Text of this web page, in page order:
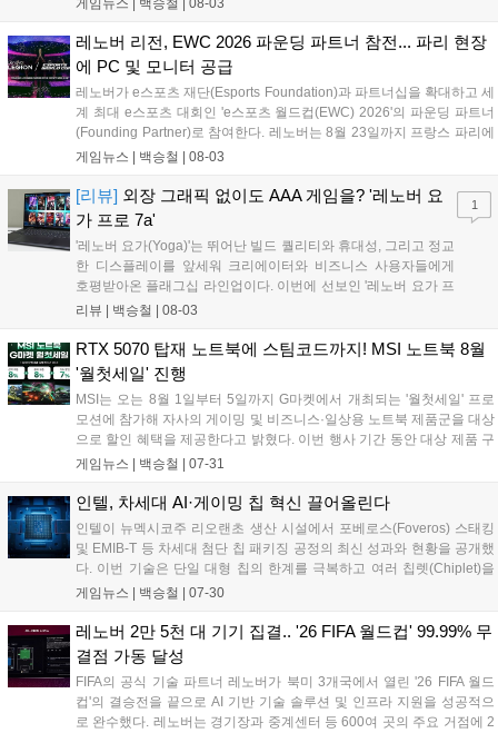
구매 고객 전용 혜택도 함께 준비됐다....
게임뉴스 | 백승철 08-03
레노버 리전, EWC 2026 파운딩 파트너 참전... 파리 현장
에 PC 및 모니터 공급
레노버가 e스포츠 재단(Esports Foundation)과 파트너십을 확대하고 세
계 최대 e스포츠 대회인 'e스포츠 월드컵(EWC) 2026'의 파운딩 파트너
(Founding Partner)로 참여한다. 레노버는 8월 23일까지 프랑스 파리에
서 열리는 이번 대회 기간 동안 경기장을 비롯해 연습 시설, 방송 스튜디
를 공급한다. 이를 통해 전 세계 100여 개국에서 참가한 2,000명 이상의
선수들이 안정적인 하드웨어 환경에서 경기를 치를 수 있도록 기술적 지
원을 제공한다....
게임뉴스 | 백승철 08-03
[리뷰] 외장 그래픽 없이도 AAA 게임을? '레노버 요
가 프로 7a'
'레노버 요가(Yoga)'는 뛰어난 빌드 퀄리티와 휴대성, 그리고 정교
한 디스플레이를 앞세워 크리에이터와 비즈니스 사용자들에게
호평받아온 플래그십 라인업이다. 이번에 선보인 '레노버 요가 프
로 7a(Yoga Pro 7a Gen 11, 이하 요가 프로 7a)'는 단순한 작업용
이젠 AI MAX+ 388(Ryzen AI Max+)'과 '라데온 8060S(Radeon
8060S)' 내장 그래픽을 탑재해, 영상 편집 및 3D 렌더링은 물론
게이머들의 눈길을 사로잡을 만한 강력한 그래픽 연산 성능을 품
었다....
리뷰 | 백승철 08-03
1
RTX 5070 탑재 노트북에 스팀코드까지! MSI 노트북 8월
'월첫세일' 진행
MSI는 오는 8월 1일부터 5일까지 G마켓에서 개최되는 '월첫세일' 프로
모션에 참가해 자사의 게이밍 및 비즈니스·일상용 노트북 제품군을 대상
으로 할인 혜택을 제공한다고 밝혔다. 이번 행사 기간 동안 대상 제품 구
매 시 8% 선택 쿠폰, 8% 중복 쿠폰, 7% 카드 할인 등의 혜택이 적용된
수 제품이 포함되어 사용자의 환경에 맞춘 선택이 가능하다....
게임뉴스 | 백승철 07-31
인텔, 차세대 AI·게이밍 칩 혁신 끌어올린다
인텔이 뉴멕시코주 리오랜초 생산 시설에서 포베로스(Foveros) 스태킹
및 EMIB-T 등 차세대 첨단 칩 패키징 공정의 최신 성과와 현황을 공개했
다. 이번 기술은 단일 대형 칩의 한계를 극복하고 여러 칩렛(Chiplet)을
고속 연결함으로써, 고성능 AI 워크로드 처리 능력과 향상된 전력 효율성
명 연장과 폼팩터 소형화, 고대역폭 메모리(HBM) 및 멀티칩 기반 프로세
서의 연산 처리 효율이 크게 개선될 전망이다....
게임뉴스 | 백승철 07-30
레노버 2만 5천 대 기기 집결.. '26 FIFA 월드컵' 99.99% 무
결점 가동 달성
FIFA의 공식 기술 파트너 레노버가 북미 3개국에서 열린 '26 FIFA 월드
컵'의 결승전을 끝으로 AI 기반 기술 솔루션 및 인프라 지원을 성공적으
로 완수했다. 레노버는 경기장과 중계센터 등 600여 곳의 주요 거점에 2